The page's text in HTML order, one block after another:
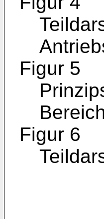
Figur 5
Figur 6